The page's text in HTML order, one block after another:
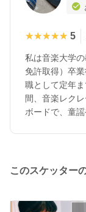
★★★★★
★★★★★ 5
私は音楽大学
免許取得）卒
職として定年
間、音楽レク
ボードで、童
のデイサービ
プロフィール
このスケッター